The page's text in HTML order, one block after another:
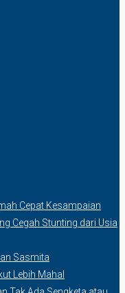
Cepat Kesampaian
Cegah Stunting dari Usia
Sasmita
Lebih Mahal